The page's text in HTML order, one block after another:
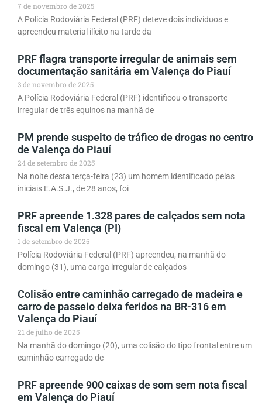
7 de novembro de 2025
A Polícia Rodoviária Federal (PRF) deteve dois indivíduos e
apreendeu material ilícito na tarde da
PRF flagra transporte irregular de animais sem
documentação sanitária em Valença do Piauí
3 de novembro de 2025
A Polícia Rodoviária Federal (PRF) identificou o transporte
irregular de três equinos na manhã de
PM prende suspeito de tráfico de drogas no centro
de Valença do Piauí
24 de setembro de 2025
Na noite desta terça-feira (23) um homem identificado pelas
iniciais E.A.S.J., de 28 anos, foi
PRF apreende 1.328 pares de calçados sem nota
fiscal em Valença (PI)
1 de setembro de 2025
Polícia Rodoviária Federal (PRF) apreendeu, na manhã do
domingo (31), uma carga irregular de calçados
Colisão entre caminhão carregado de madeira e
carro de passeio deixa feridos na BR-316 em
Valença do Piauí
21 de julho de 2025
Na manhã do domingo (20), uma colisão do tipo frontal entre um
caminhão carregado de
PRF apreende 900 caixas de som sem nota fiscal
em Valença do Piauí